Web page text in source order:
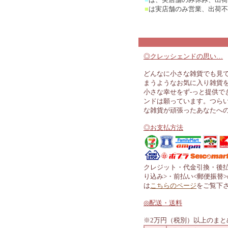
■は実店舗のみ営業、出荷